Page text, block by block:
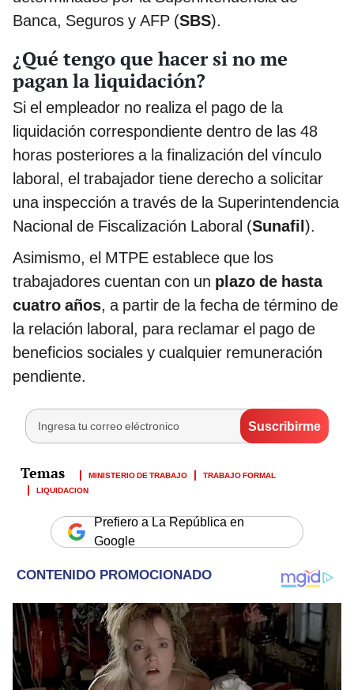
Banca, Seguros y AFP (SBS).
¿Qué tengo que hacer si no me
pagan la liquidación?
Si el empleador no realiza el pago de la
liquidación correspondiente dentro de las 48
horas posteriores a la finalización del vínculo
laboral, el trabajador tiene derecho a solicitar
una inspección a través de la Superintendencia
Nacional de Fiscalización Laboral (Sunafil ).
Asimismo, el MTPE establece que los
trabajadores cuentan con un plazo de hasta
cuatro años, a partir de la fecha de término de
la relación laboral, para reclamar el pago de
beneficios sociales y cualquier remuneración
pendiente.
MINISTERIO DE TRABAJO
TRABAJO FORMAL
LIQUIDACION
Prefiero a La República en
Google